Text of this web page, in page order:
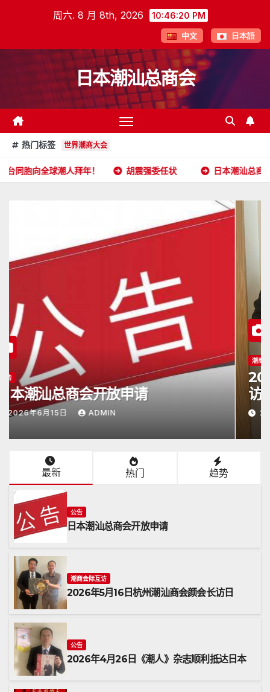
周六. 8 月 8th, 2026 10:46:21 PM
中文 日本語
日本潮汕总商会
热门标签 世界潮商大会
拜年！ 胡震强委任状 日本潮汕总商会开放申请
潮商会际互访
2026年5月16日杭州潮汕商会颜会长
访日
2026年5月17日 ADMIN
最新 热门 趋势
公告
日本潮汕总商会开放申请
潮商会际互访
2026年5月16日杭州潮汕商会颜会长访日
公告
2026年4月26日《潮人》杂志顺利抵达日本